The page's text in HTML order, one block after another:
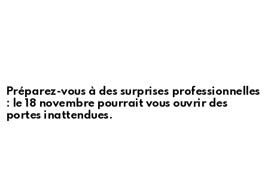
Préparez-vous à des surprises professionnelles
: le 18 novembre pourrait vous ouvrir des
portes inattendues.